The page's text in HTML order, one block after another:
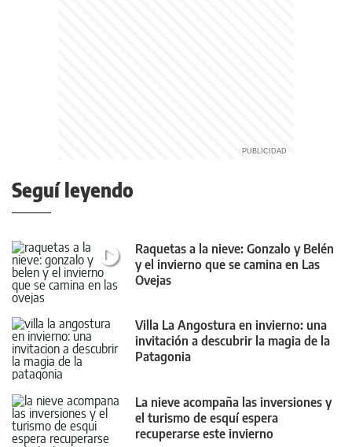
Seguí leyendo
Raquetas a la nieve: Gonzalo y Belén
y el invierno que se camina en Las
Ovejas
Villa La Angostura en invierno: una
invitación a descubrir la magia de la
Patagonia
La nieve acompaña las inversiones y
el turismo de esquí espera
recuperarse este invierno